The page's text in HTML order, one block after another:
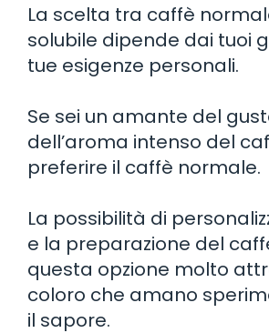
La scelta tra caffè
solubile dipende dai tuoi
tue esigenze personali.
Se sei un amante del
dell’aroma intenso del
preferire il caffè normale.
La possibilità di
e la preparazione del
questa opzione molto
coloro che amano
il sapore.